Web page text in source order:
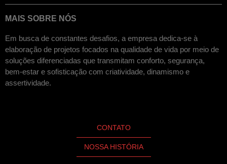
MAIS SOBRE NÓS
Em busca de constantes desafios, a empresa dedica-se à
elaboração de projetos focados na qualidade de vida por meio de
soluções diferenciadas que transmitam conforto, segurança,
bem-estar e sofisticação com criatividade, dinamismo e
assertividade.
CONTATO
NOSSA HISTÓRIA